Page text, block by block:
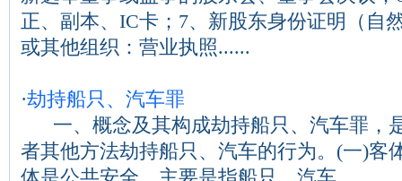
正、副本、IC卡；7、新股东身份证明（自
或其他组织：营业执照......
·劫持船只、汽车罪
一、概念及其构成劫持船只、汽车罪，
者其他方法劫持船只、汽车的行为。(一)客